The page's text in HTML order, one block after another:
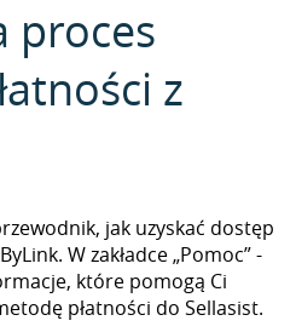
proces
z
jak uzyskać dostęp
W zakładce „Pomoc” -
które pomogą Ci
płatności do Sellasist.